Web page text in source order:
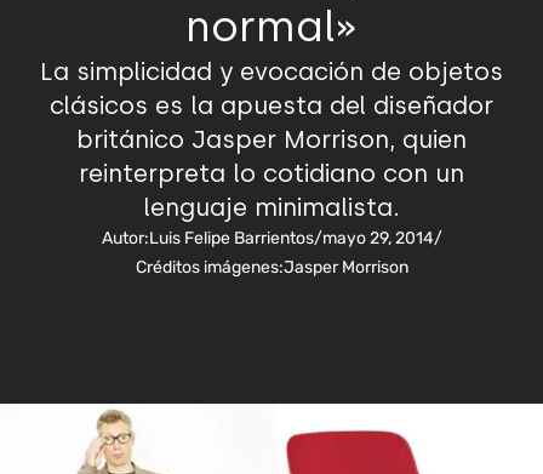
normal»
La simplicidad y evocación de objetos
clásicos es la apuesta del diseñador
británico Jasper Morrison, quien
reinterpreta lo cotidiano con un
lenguaje minimalista.
Autor:Luis Felipe Barrientos/mayo 29, 2014/
Créditos imágenes:Jasper Morrison